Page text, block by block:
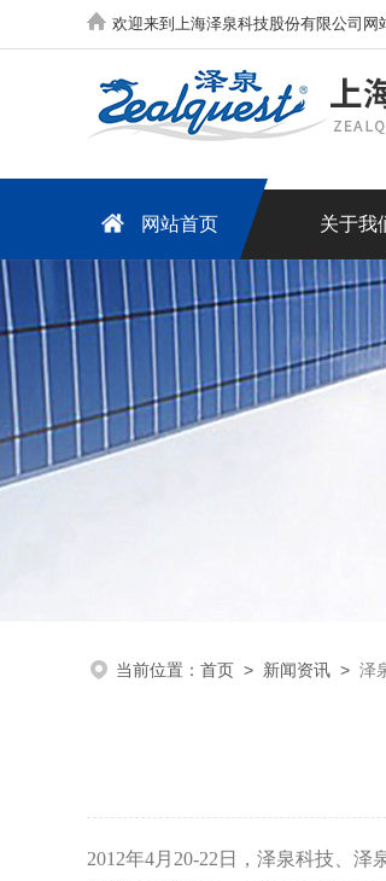
欢迎来到上海泽泉科技股份有限公司网
网站首页 关于我
当前位置： 首页 > 新闻资讯 > 泽
2012年4月 20-22 日，泽泉科技、泽